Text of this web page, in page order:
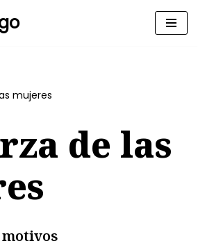
mujeres
de las
motivos